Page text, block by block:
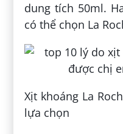
dung tích 50ml.
có thể chọn La
Xịt khoáng La
lựa chọn